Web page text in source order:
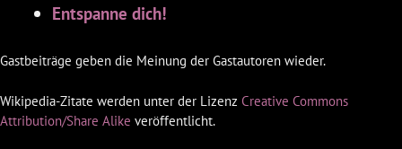
Entspanne dich!
Gastbeiträge geben die Meinung der Gastautoren wieder.
Wikipedia-Zitate werden unter der Lizenz Creative Commons
Attribution/Share Alike veröffentlicht.